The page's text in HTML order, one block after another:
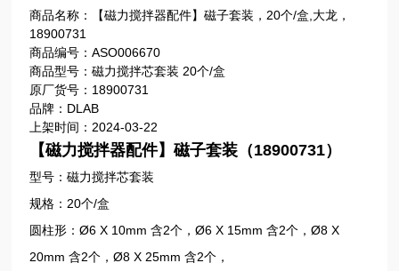
商品名称：【磁力搅拌器配件】磁子套装，20个/盒,大龙，
18900731
商品编号：ASO006670
商品型号：磁力搅拌芯套装 20个/盒
原厂货号：18900731
品牌：DLAB
上架时间：2024-03-22
【磁力搅拌器配件】磁子套装（18900731）
型号：磁力搅拌芯套装
规格： 20个/盒
圆柱形：Ø6 X 10mm 含2个，Ø6 X 15mm 含2个，Ø8 X
20mm 含2个，Ø8 X 25mm 含2个，